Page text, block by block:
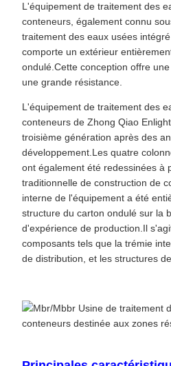
L'équipement de traitement des
conteneurs, également connu
traitement des eaux usées
comporte un extérieur
ondulé.Cette conception offre
une grande résistance.
L'équipement de traitement des
conteneurs de Zhong Qiao
troisième génération après des
développement.Les quatre
ont également été redessinées à
traditionnelle de construction de
interne de l'équipement a été
structure du carton ondulé sur la
d'expérience de production.Il
composants tels que la trémie
de distribution, et les structures